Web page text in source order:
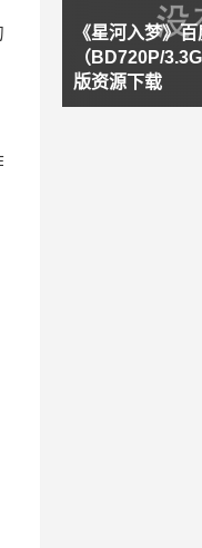
《星河入梦》
（BD720P/
版资源下载